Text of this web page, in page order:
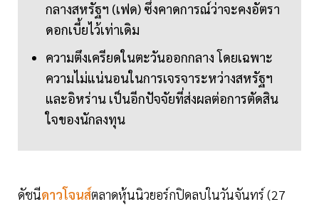
กลางสหรัฐฯ (เฟด) ซึ่งคาดการณ์ว่าจะคงอัตรา
ดอกเบี้ยไว้เท่าเดิม
ความตึงเครียดในตะวันออกกลาง โดยเฉพาะ
ความไม่แน่นอนในการเจรจาระหว่างสหรัฐฯ
และอิหร่าน เป็นอีกปัจจัยที่ส่งผลต่อการตัดสิน
ใจของนักลงทุน
ดัชนีดาวโจนส์ตลาดหุ้นนิวยอร์กปิดลบในวันจันทร์ (27